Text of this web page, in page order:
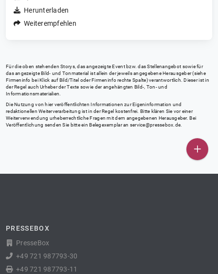
Herunterladen
Weiterempfehlen
Für die oben stehenden Storys, das angezeigte Event bzw. das Stellenangebot sowie für
das angezeigte Bild- und Tonmaterial ist allein der jeweils angegebene Herausgeber (siehe
Firmeninfo bei Klick auf Bild/Titel oder Firmeninfo rechte Spalte) verantwortlich. Dieser ist in
der Regel auch Urheber der Texte sowie der angehängten Bild-, Ton- und
Informationsmaterialien.
Die Nutzung von hier veröffentlichten Informationen zur Eigeninformation und
redaktionellen Weiterverarbeitung ist in der Regel kostenfrei. Bitte klären Sie vor einer
Weiterverwendung urheberrechtliche Fragen mit dem angegebenen Herausgeber. Bei
Veröffentlichung senden Sie bitte ein Belegexemplar an service@pressebox.de.
PRESSEBOX
PresseBox
+49 721 987793-30
+49 721 987793-11